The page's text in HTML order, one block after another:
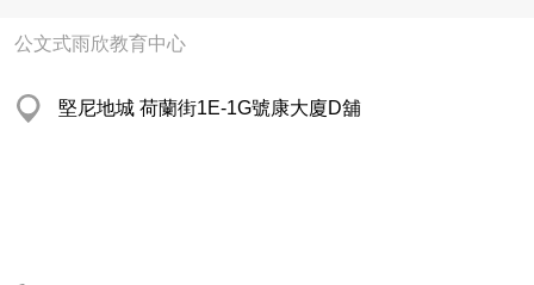
公文式雨欣教育中心
堅尼地城 荷蘭街1E-1G號康大廈D舖